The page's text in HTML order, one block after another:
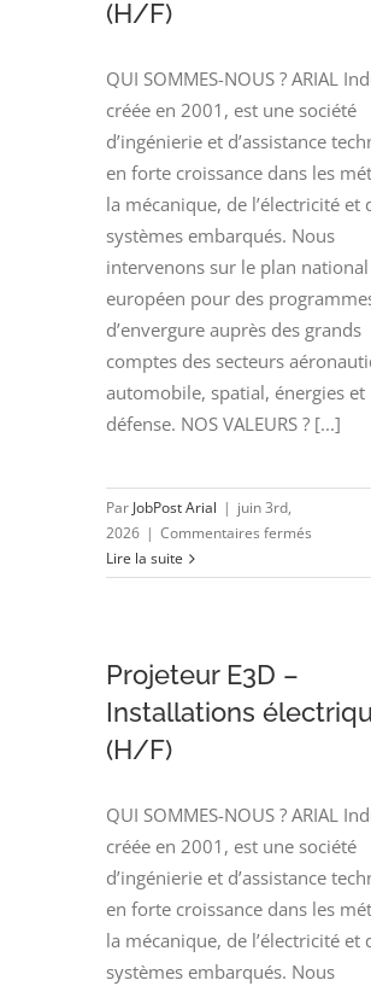
(H/F)
QUI SOMMES-NOUS ? ARIAL
créée en 2001, est une société
d’ingénierie et d’assistance
en forte croissance dans les
la mécanique, de l’électricité et
systèmes embarqués. Nous
intervenons sur le plan
européen pour des
d’envergure auprès des grands
comptes des secteurs
automobile, spatial, énergies et
défense. NOS VALEURS ? [...]
Par JobPost Arial | juin 3rd,
2026 | Commentaires fermés
Lire la suite
Projeteur E3D –
Installations
(H/F)
QUI SOMMES-NOUS ? ARIAL
créée en 2001, est une société
d’ingénierie et d’assistance
en forte croissance dans les
la mécanique, de l’électricité et
systèmes embarqués. Nous